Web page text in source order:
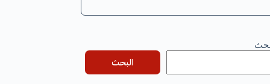
البحث